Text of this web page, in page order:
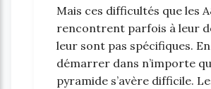
Mais ces difficultés que les
rencontrent parfois à leur
leur sont pas spécifiques.
démarrer dans n’importe
pyramide s’avère difficile.